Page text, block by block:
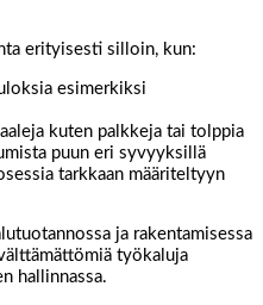
erityisesti silloin, kun:
esimerkiksi
kuten palkkeja tai tolppia
puun eri syvyyksillä
tarkkaan määriteltyyn
ja rakentamisessa
työkaluja
hallinnassa.